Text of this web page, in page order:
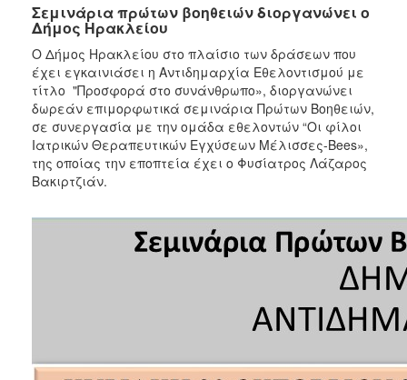
2022
2021
2020
2019
2018
2017
2016
2015
Σεμινάρια πρώτων βοηθειών διοργανώνει ο
Δήμος Ηρακλείου
Ο Δήμος Ηρακλείου στο πλαίσιο των δράσεων που
έχει εγκαινιάσει η Αντιδημαρχία Εθελοντισμού με
τίτλο "Προσφορά στο συνάνθρωπο», διοργανώνει
δωρεάν επιμορφωτικά σεμινάρια Πρώτων Βοηθειών,
σε συνεργασία με την ομάδα εθελοντών “Οι φίλοι
Ιατρικών Θεραπευτικών Εγχύσεων Μέλισσες-Bees»,
της οποίας την εποπτεία έχει ο Φυσίατρος Λάζαρος
Βακιρτζιάν.